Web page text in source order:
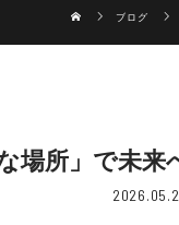
ブログ
所」で未来